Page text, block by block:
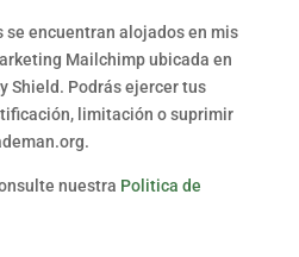
se encuentran alojados en mis
Mailchimp ubicada en
Shield. Podrás ejercer tus
limitación o suprimir
nuestra Politica de